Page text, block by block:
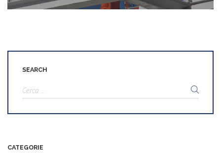
SEARCH
Ricerca
per:
CATEGORIE